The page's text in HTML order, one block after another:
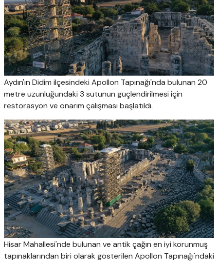
Aydın'ın Didim ilçesindeki Apollon Tapınağı'nda bulunan 20
metre uzunluğundaki 3 sütunun güçlendirilmesi için
restorasyon ve onarım çalışması başlatıldı.
Hisar Mahallesi'nde bulunan ve antik çağın en iyi korunmuş
tapınaklarından biri olarak gösterilen Apollon Tapınağı'ndaki